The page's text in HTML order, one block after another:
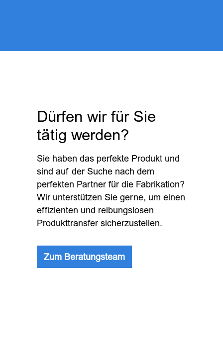
Dürfen wir für Sie
tätig werden?
Sie haben das perfekte Produkt und
sind auf der Suche nach dem
perfekten Partner für die Fabrikation?
Wir unterstützen Sie gerne, um einen
effizienten und reibungslosen
Produkttransfer sicherzustellen.
Zum Beratungsteam